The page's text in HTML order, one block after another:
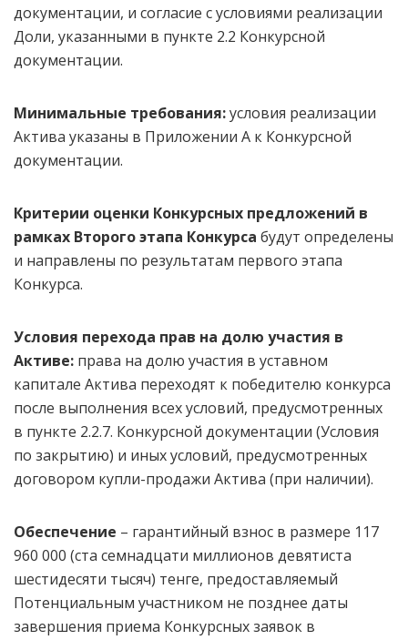
документации, и согласие с условиями реализации
Доли, указанными в пункте 2.2 Конкурсной
документации.
Минимальные требования:условия реализации
Актива указаны в Приложении А к Конкурсной
документации.
Критерии оценки Конкурсных предложений в
рамках Второго этапа Конкурса будут определены
и направлены по результатам первого этапа
Конкурса.
Условия перехода прав на долю участия в
Активе: права на долю участия в уставном
капитале Актива переходят к победителю конкурса
после выполнения всех условий, предусмотренных
в пункте 2.2.7. Конкурсной документации (Условия
по закрытию) и иных условий, предусмотренных
договором купли-продажи Актива (при наличии).
Обеспечение – гарантийный взнос в размере 117
960 000 (ста семнадцати миллионов девятиста
шестидесяти тысяч) тенге, предоставляемый
Потенциальным участником не позднее даты
завершения приема Конкурсных заявок в